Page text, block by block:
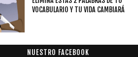
VOCABULARIO Y TU VIDA CAMBIARÁ
NUESTRO FACEBOOK